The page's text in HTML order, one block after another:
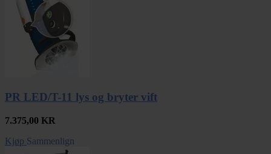
PR LED/T-11 lys og bryter vift
7.375,00 KR
Kjøp Sammenlign